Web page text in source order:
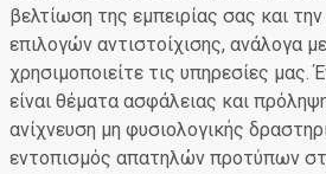
βελτίωση της εμπειρίας σας και
επιλογών αντιστοίχισης, ανάλογα
χρησιμοποιείτε τις υπηρεσίες μας.
είναι θέματα ασφάλειας και
ανίχνευση μη φυσιολογικής
εντοπισμός απατηλών προτύπων